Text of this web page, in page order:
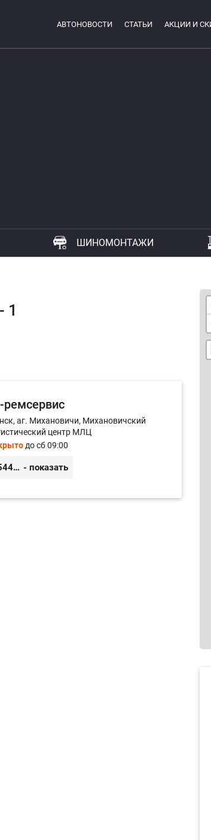
АВТОНОВОСТИ СТАТЬИ АКЦИИ И
ШИНОМОНТАЖИ
1
аг. Михановичи, Михановичский
центр МЛЦ
до сб 09:00
+375445660042 - показать